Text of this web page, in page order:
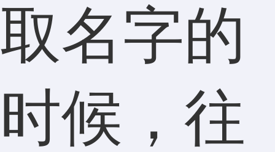
取名字的
时候，往